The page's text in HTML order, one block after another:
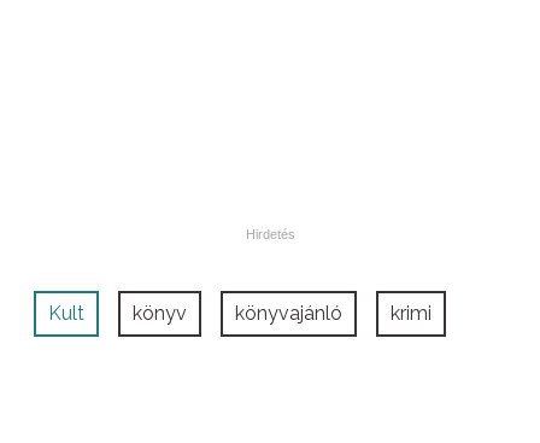
Kult könyv könyvajánló krimi